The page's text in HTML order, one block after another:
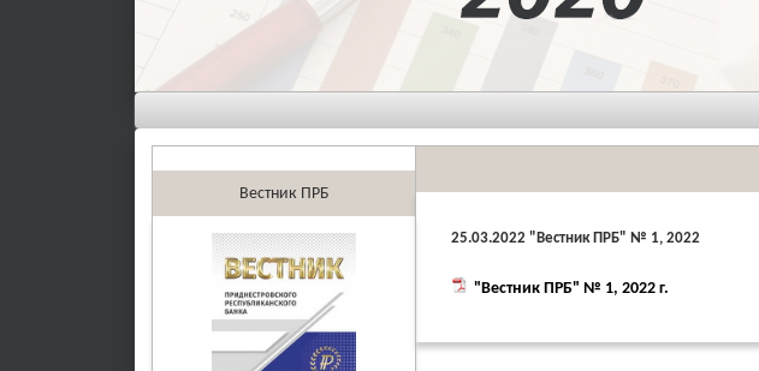
Вестник ПРБ
25.03.2022 "Вестник ПРБ" № 1, 2022
"Вестник ПРБ" № 1, 2022 г.